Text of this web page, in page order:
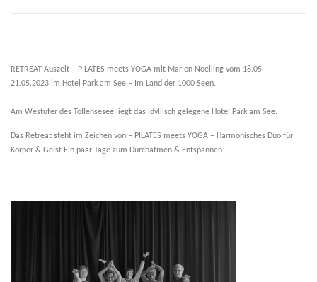
IMPRESSUM / DATENSCHUTZ
RETREAT Auszeit – PILATES meets YOGA mit Marion Noelling vom 18.05 –
21.05.2023 im Hotel Park am See – Im Land der 1000 Seen.
Am Westufer des Tollensesee liegt das idyllisch gelegene Hotel Park am See.
Das Retreat steht im Zeichen von – PILATES meets YOGA – Harmonisches Duo für
Körper & Geist Ein paar Tage zum Durchatmen & Entspannen.